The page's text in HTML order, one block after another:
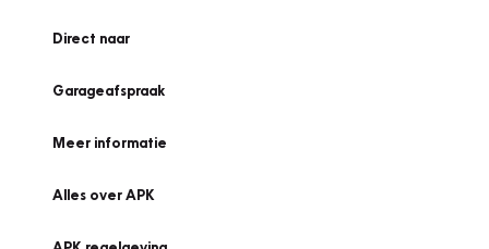
Direct naar
Garageafspraak
Meer informatie
Alles over APK